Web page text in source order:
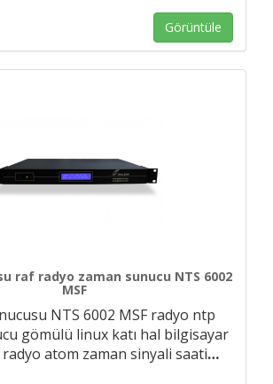
Görüntüle
raf radyo zaman sunucu NTS 6002
MSF
NTS 6002 MSF radyo ntp
gömülü linux katı hal bilgisayar
radyo atom zaman sinyali saati…